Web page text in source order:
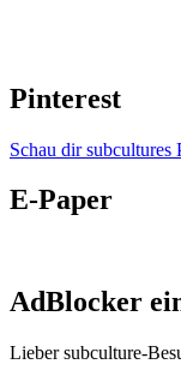
Pinterest
Schau dir subcultures
E-Paper
AdBlocker
Lieber subculture-